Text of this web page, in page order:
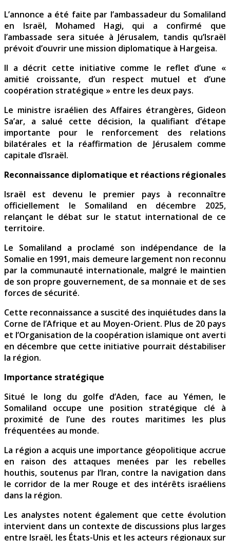
L’annonce a été faite par l’ambassadeur du Somaliland
en Israël, Mohamed Hagi, qui a confirmé que
l’ambassade sera située à Jérusalem, tandis qu’Israël
prévoit d’ouvrir une mission diplomatique à Hargeisa.
Il a décrit cette initiative comme le reflet d’une «
amitié croissante, d’un respect mutuel et d’une
coopération stratégique » entre les deux pays.
Le ministre israélien des Affaires étrangères, Gideon
Sa’ar, a salué cette décision, la qualifiant d’étape
importante pour le renforcement des relations
bilatérales et la réaffirmation de Jérusalem comme
capitale d’Israël.
Reconnaissance diplomatique et réactions régionales
Israël est devenu le premier pays à reconnaître
officiellement le Somaliland en décembre 2025,
relançant le débat sur le statut international de ce
territoire.
Le Somaliland a proclamé son indépendance de la
Somalie en 1991, mais demeure largement non reconnu
par la communauté internationale, malgré le maintien
de son propre gouvernement, de sa monnaie et de ses
forces de sécurité.
Cette reconnaissance a suscité des inquiétudes dans la
Corne de l’Afrique et au Moyen-Orient. Plus de 20 pays
et l’Organisation de la coopération islamique ont averti
en décembre que cette initiative pourrait déstabiliser
la région.
Importance stratégique
Situé le long du golfe d’Aden, face au Yémen, le
Somaliland occupe une position stratégique clé à
proximité de l’une des routes maritimes les plus
fréquentées au monde.
La région a acquis une importance géopolitique accrue
en raison des attaques menées par les rebelles
houthis, soutenus par l’Iran, contre la navigation dans
le corridor de la mer Rouge et des intérêts israéliens
dans la région.
Les analystes notent également que cette évolution
intervient dans un contexte de discussions plus larges
entre Israël, les États-Unis et les acteurs régionaux sur